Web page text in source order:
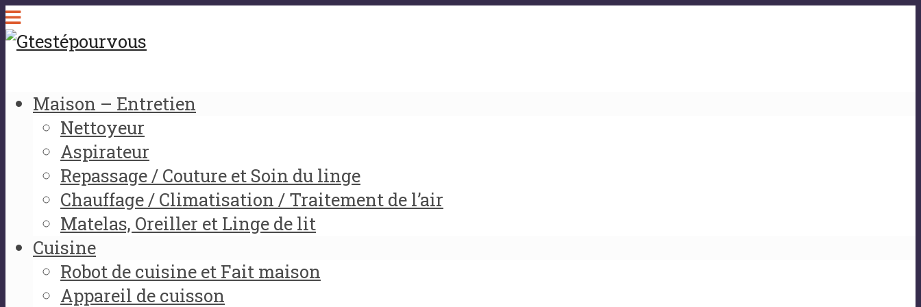
Maison – Entretien
Nettoyeur
Aspirateur
Repassage / Couture et Soin du linge
Chauffage / Climatisation / Traitement de l’air
Matelas, Oreiller et Linge de lit
Cuisine
Robot de cuisine et Fait maison
Appareil de cuisson